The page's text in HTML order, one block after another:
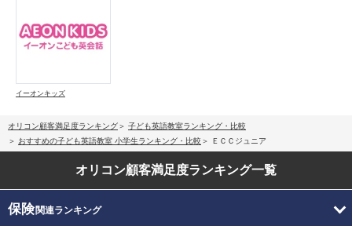
イーオンキッズ
オリコン顧客満足度ランキング
子ども英語教室ランキング・比較
おすすめの子ども英語教室 小学生ランキング・比較
ＥＣＣジュニア
オリコン顧客満足度ランキング一覧
保険関連ランキング